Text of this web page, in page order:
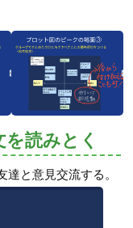
読みとく
と意見交流する。